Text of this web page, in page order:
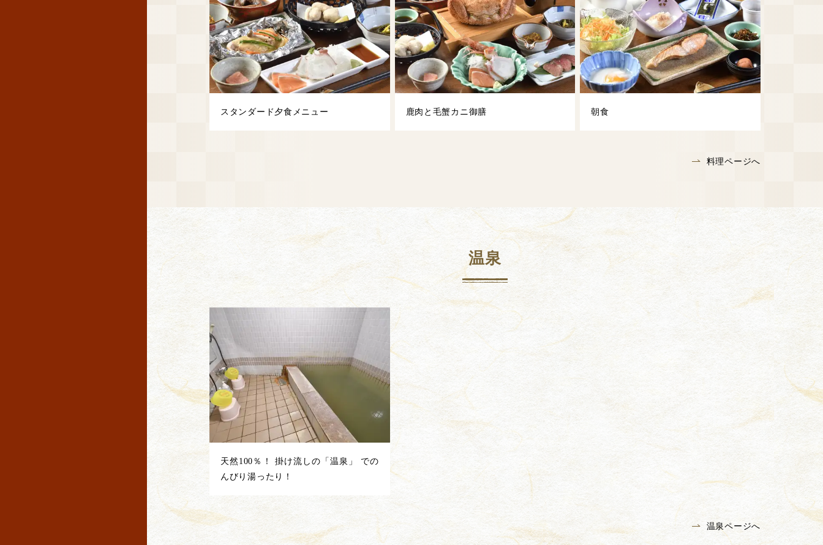
スタンダード夕食メニュー 鹿肉と毛蟹カニ御膳 朝食
料理ページへ
温泉
天然100％！ 掛け流しの「温泉」 での
んびり湯ったり！
温泉ページへ